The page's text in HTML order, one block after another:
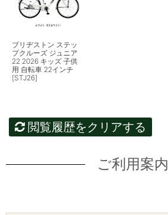
ブリヂストン ステッ
プクルーズ ジュニア
22 2026 キッズ 子供
用 自転車 22インチ
[STJ26]
閲覧履歴をクリアする
ご利用案内